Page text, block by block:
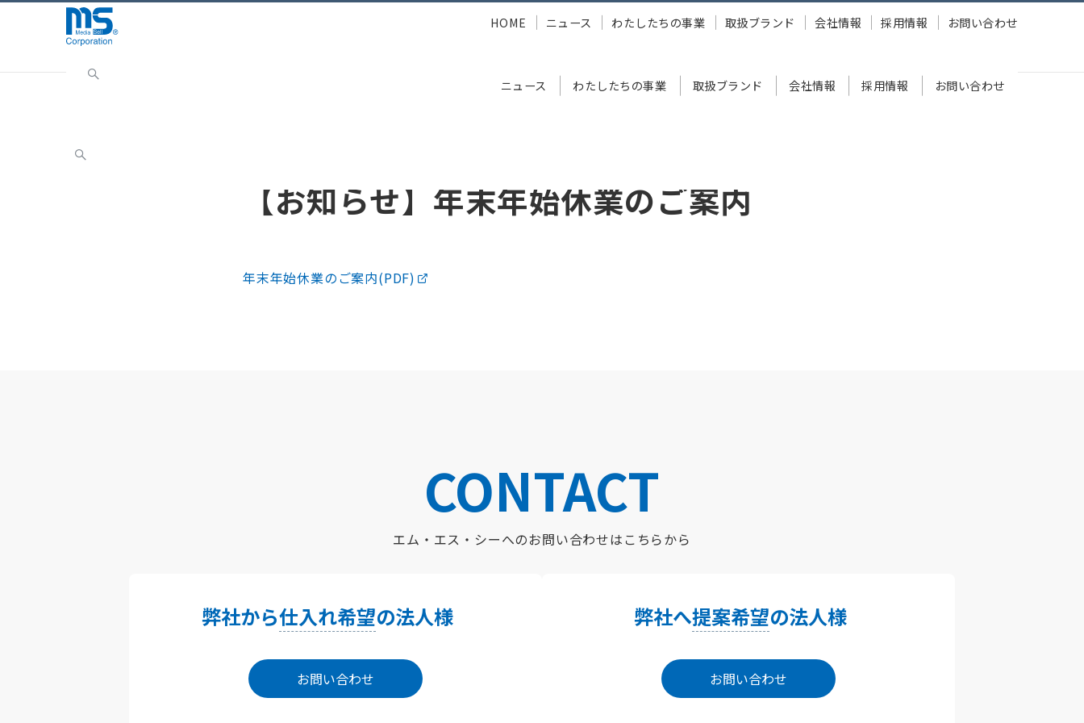
ニュース わたしたちの事業 取扱ブランド 会社情報 採用情報 お問い合わせ
HOME ニュース わたしたちの事業 取扱ブランド 会社情報 採用情報 お問い合わせ
【お知らせ】年末年始休業のご案内
年末年始休業のご案内(PDF)
CONTACT
エム・エス・シーへのお問い合わせはこちらから
弊社から仕入れ希望の法人様
お問い合わせ
弊社へ提案希望の法人様
お問い合わせ